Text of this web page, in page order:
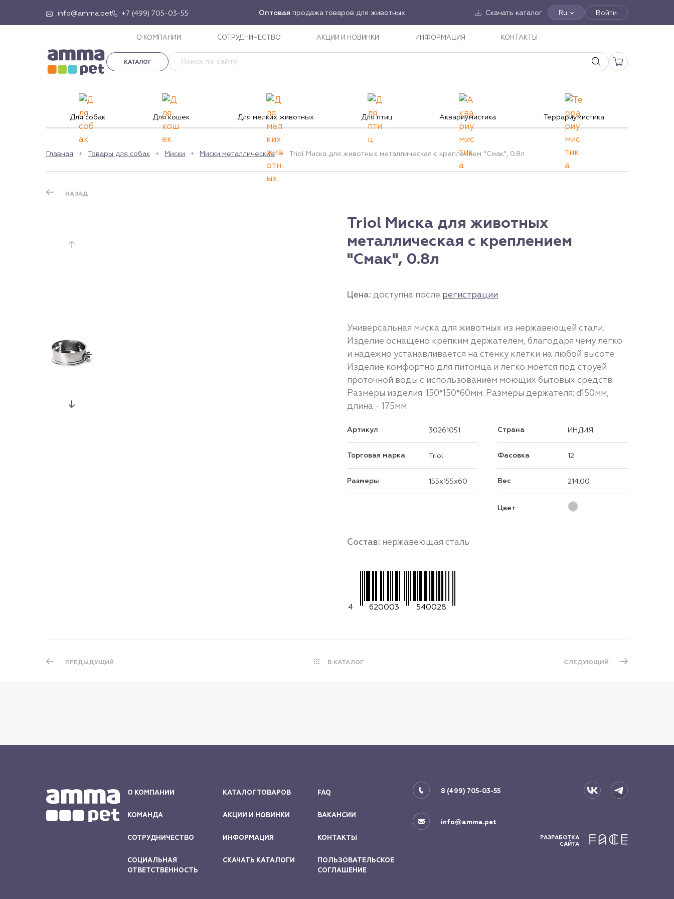
info@amma.pet +7 (499) 705-03-55 Оптовая продажа товаров для животных Скачать каталог Ru Войти
О КОМПАНИИ СОТРУДНИЧЕСТВО АКЦИИ И НОВИНКИ ИНФОРМАЦИЯ КОНТАКТЫ
КАТАЛОГ
Для собак Для кошек Для мелких животных Для птиц Аквариумистика Террариумистика
Главная Товары для собак Миски Миски металлические Triol Миска для животных металлическая с креплением "Смак", 0.8л
НАЗАД
Triol Миска для животных
металлическая с креплением
"Смак", 0.8л
Цена: доступна после регистрации
Универсальная миска для животных из нержавеющей стали.
Изделие оснащено крепким держателем, благодаря чему легко
и надежно устанавливается на стенку клетки на любой высоте.
Изделие комфортно для питомца и легко моется под струей
проточной воды с использованием моющих бытовых средств.
Размеры изделия: 150*150*60мм. Размеры держателя: d150мм,
длина - 175мм
Артикул 30261051
Торговая марка Triol
Размеры 155x155x60
Страна ИНДИЯ
Фасовка 12
Вес 214.00
Цвет
Состав: нержавеющая сталь
4 620003 540028
ПРЕДЫДУЩИЙ В КАТАЛОГ СЛЕДУЮЩИЙ
О КОМПАНИИ
КОМАНДА
СОТРУДНИЧЕСТВО
СОЦИАЛЬНАЯ
ОТВЕТСТВЕННОСТЬ
КАТАЛОГ ТОВАРОВ
АКЦИИ И НОВИНКИ
ИНФОРМАЦИЯ
СКАЧАТЬ КАТАЛОГИ
FAQ
ВАКАНСИИ
КОНТАКТЫ
ПОЛЬЗОВАТЕЛЬСКОЕ
СОГЛАШЕНИЕ
8 (499) 705-03-55
info@amma.pet
РАЗРАБОТКА
САЙТА